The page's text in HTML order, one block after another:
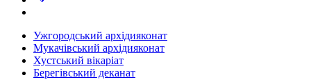
Ужгородський архідияконат
Мукачівський архідияконат
Хустський вікаріат
Берегівський деканат